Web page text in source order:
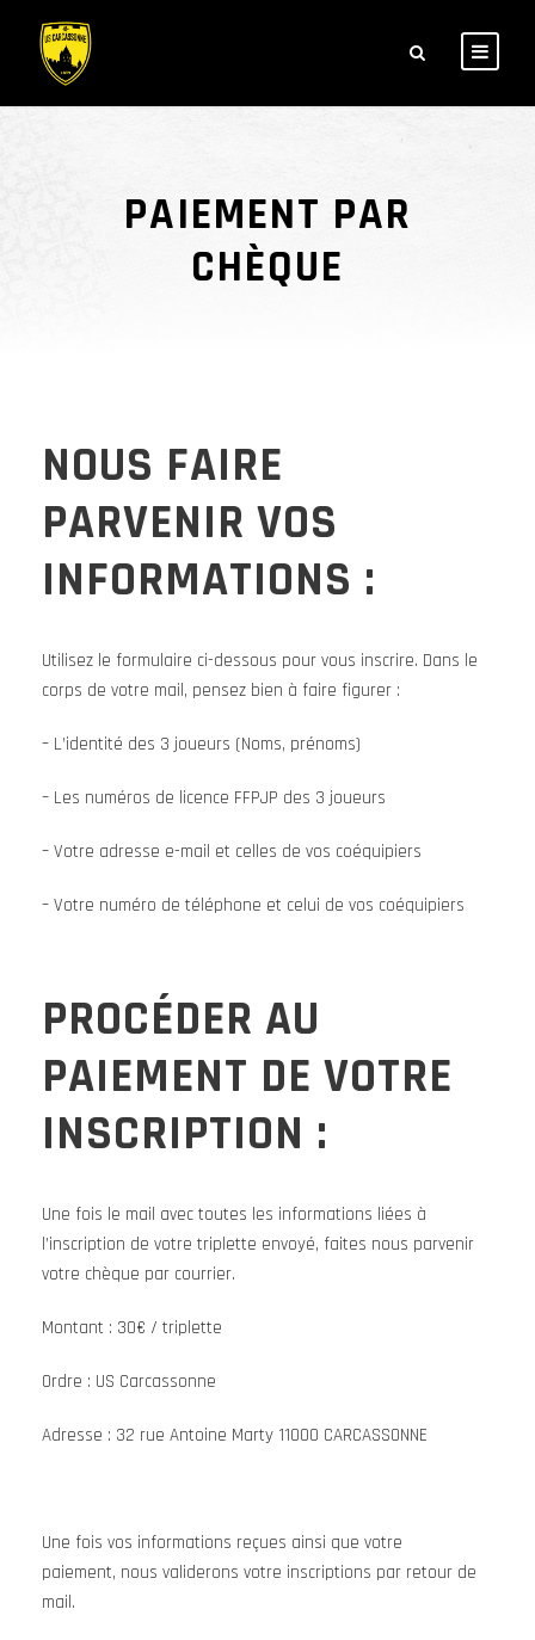
PAIEMENT PAR
CHÈQUE
NOUS FAIRE
PARVENIR VOS
INFORMATIONS :
Utilisez le formulaire ci-dessous pour vous inscrire. Dans le
corps de votre mail, pensez bien à faire figurer :
– L’identité des 3 joueurs (Noms, prénoms)
– Les numéros de licence FFPJP des 3 joueurs
– Votre adresse e-mail et celles de vos coéquipiers
– Votre numéro de téléphone et celui de vos coéquipiers
PROCÉDER AU
PAIEMENT DE VOTRE
INSCRIPTION :
Une fois le mail avec toutes les informations liées à
l’inscription de votre triplette envoyé, faites nous parvenir
votre chèque par courrier.
Montant : 30€ / triplette
Ordre : US Carcassonne
Adresse : 32 rue Antoine Marty 11000 CARCASSONNE
Une fois vos informations reçues ainsi que votre
paiement, nous validerons votre inscriptions par retour de
mail.